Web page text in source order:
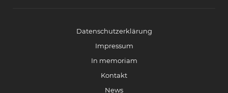
Datenschutzerklärung
Impressum
In memoriam
Kontakt
News